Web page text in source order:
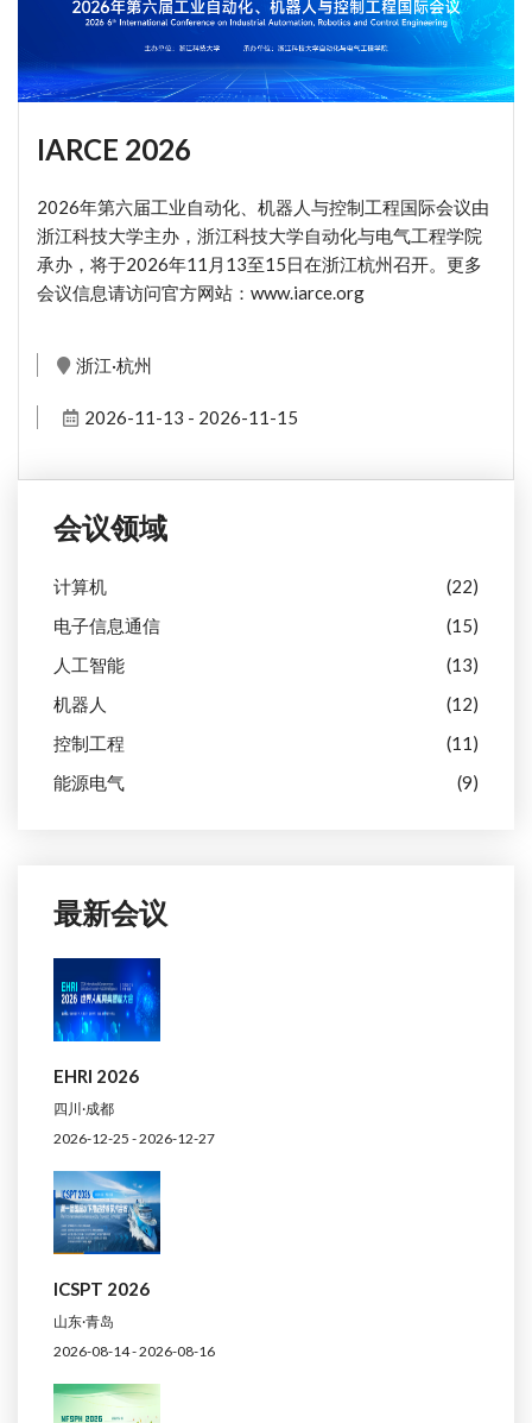
IARCE 2026
2026年第六届工业自动化、机器人与控制工程国际会议由
浙江科技大学主办，浙江科技大学自动化与电气工程学院
承办，将于2026年11月13至15日在浙江杭州召开。更多
会议信息请访问官方网站：www.iarce.org
浙江·杭州
2026-11-13 - 2026-11-15
会议领域
计算机
(22)
电子信息通信
(15)
人工智能
(13)
机器人
(12)
控制工程
(11)
能源电气
(9)
最新会议
EHRI 2026
四川·成都
2026-12-25 - 2026-12-27
ICSPT 2026
山东·青岛
2026-08-14 - 2026-08-16